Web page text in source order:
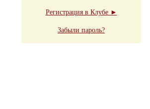
Регистрация в Клубе ►
Забыли пароль?